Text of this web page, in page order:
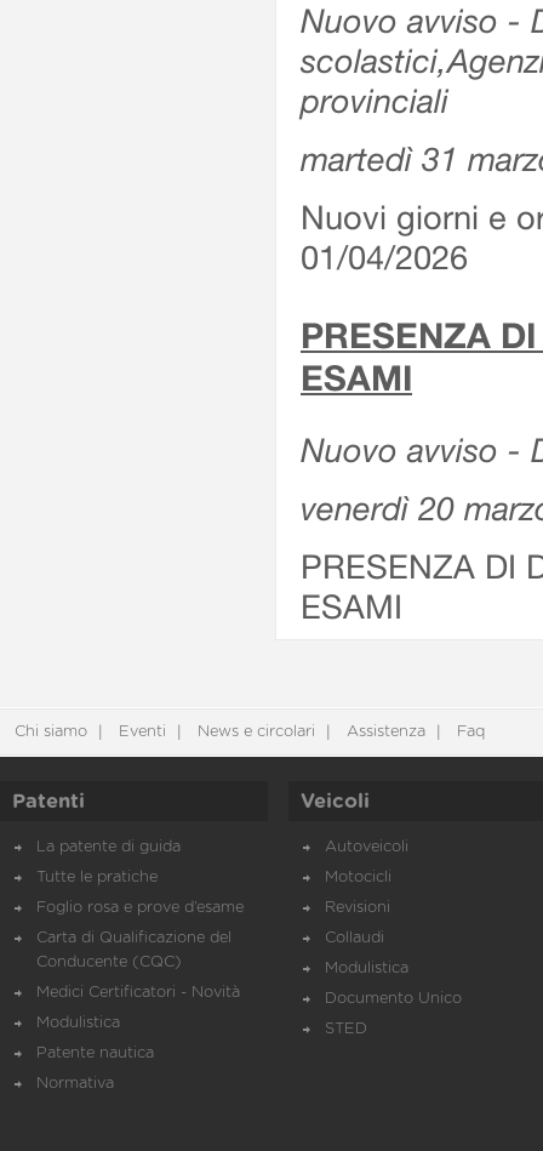
Nuovo avviso -
provinciali
martedì 31
Nuovi giorni e
01/04/2026
PRESENZA
ESAMI
Nuovo avviso -
venerdì 20
PRESENZA DI
ESAMI
Chi siamo Eventi News e circolari Assistenza Faq
Patenti
La patente di guida
Tutte le pratiche
Foglio rosa e prove d’esame
Carta di Qualificazione del
Conducente (CQC)
Medici Certificatori - Novità
Modulistica
Patente nautica
Normativa
Veicoli
Autoveicoli
Motocicli
Revisioni
Collaudi
Modulistica
Documento Unico
STED